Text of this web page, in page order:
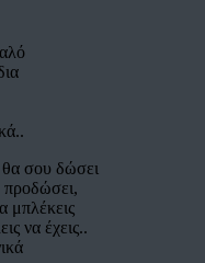
θα σου δώσει
προδώσει,
μπλέκεις
να έχεις..